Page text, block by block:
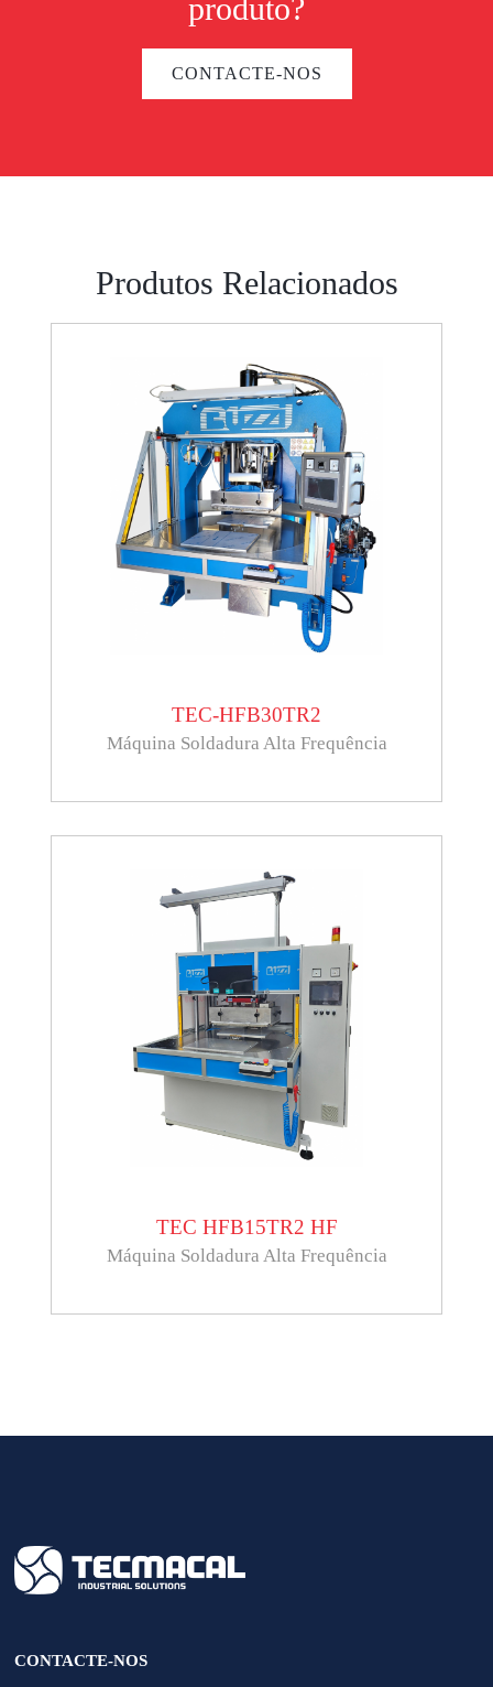
produto?
CONTACTE-NOS
Produtos Relacionados
TEC-HFB30TR2
Máquina Soldadura Alta Frequência
TEC HFB15TR2 HF
Máquina Soldadura Alta Frequência
CONTACTE-NOS